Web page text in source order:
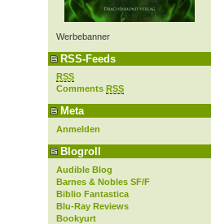
Werbebanner
RSS-Feeds
RSS
Comments RSS
Meta
Anmelden
Blogroll
Audible Blog
Barnes & Nobles SF/F
Biblio Fantastica
Blu-Ray Reviews
Bookyurt